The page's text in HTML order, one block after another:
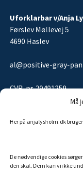
Må
Her på anjalysholm.dk
De nødvendige cookies
den skal. Dem kan vi ikke
Uforklarbar v/Anja
Førslev Møllevej 5
4690 Haslev
al@positive-gray-
CVR-nr. 29491259
MINE ANDRE SIDER